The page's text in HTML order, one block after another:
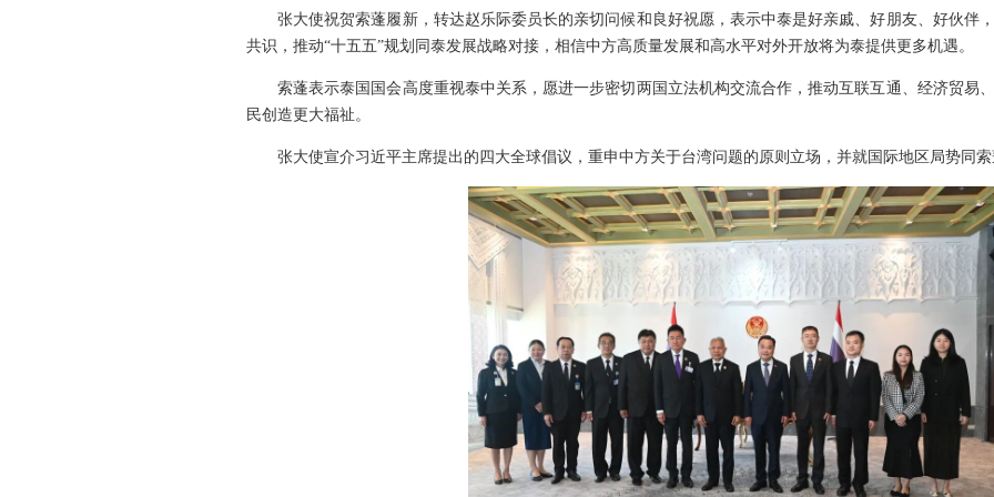
张大使祝贺索蓬履新，转达赵乐际委员长的亲切问候和良好祝愿，表示中泰是好亲戚、好朋友、好伙伴
共识，推动“十五五”规划同泰发展战略对接，相信中方高质量发展和高水平对外开放将为泰提供更多机遇。
索蓬表示泰国国会高度重视泰中关系，愿进一步密切两国立法机构交流合作，推动互联互通、经济贸易
民创造更大福祉。
张大使宣介习近平主席提出的四大全球倡议，重申中方关于台湾问题的原则立场，并就国际地区局势同